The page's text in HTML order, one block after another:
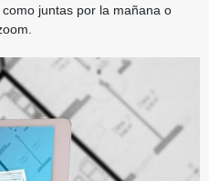
juntas por la mañana o